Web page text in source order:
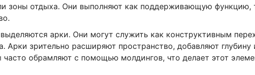
зоны отдыха. Они выполняют как поддерживающую функцию,
арки. Они могут служить как конструктивным
Арки зрительно расширяют пространство, добавляют
часто обрамляют с помощью молдингов, что делает этот